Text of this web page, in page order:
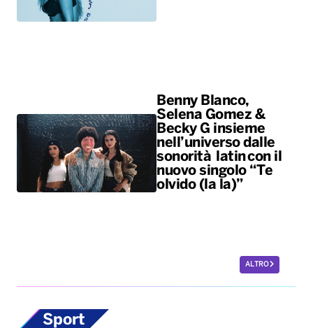
Benny Blanco,
Selena Gomez &
Becky G insieme
nell’universo dalle
sonorità latin con il
nuovo singolo “Te
olvido (la la)”
ALTRO
Sport